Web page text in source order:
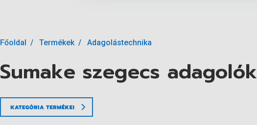
Főoldal Termékek Adagolástechnika
Sumake szegecs adagolók